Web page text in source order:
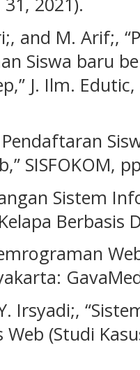
and M. Arif;,
Siswa baru
J. Ilm.
SISFOKOM,
Sistem
Berbasis
Irsyadi;,
(Studi